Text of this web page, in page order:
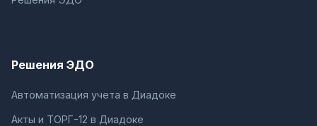
Решения ЭДО
Автоматизация учета в Диадоке
Акты и ТОРГ-12 в Диадоке